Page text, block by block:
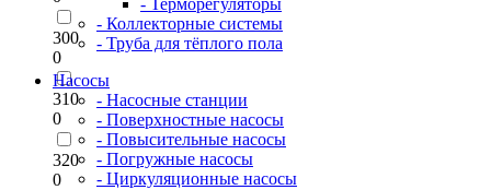
300
0
310
0
320
0
- Коллекторные системы
- Труба для тёплого пола
Насосы
- Насосные станции
- Поверхностные насосы
- Повысительные насосы
- Погружные насосы
- Циркуляционные насосы